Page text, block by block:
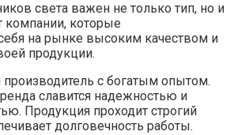
света важен не только тип, но и
которые
на рынке высоким качеством и
продукции.
с богатым опытом.
славится надежностью и
Продукция проходит строгий
долговечность работы.